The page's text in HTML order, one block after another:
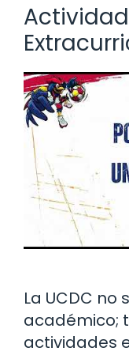
La UCDC no
académico;
actividades